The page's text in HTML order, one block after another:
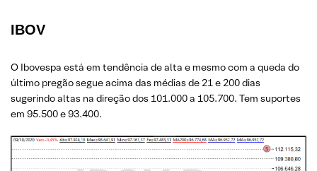
IBOV
O Ibovespa está em tendência de alta e mesmo com a queda do
último pregão segue acima das médias de 21 e 200 dias
sugerindo altas na direção dos 101.000 a 105.700. Tem suportes
em 95.500 e 93.400.